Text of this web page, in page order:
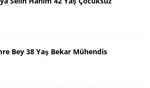
Bey 38 Yaş Bekar Mühendis